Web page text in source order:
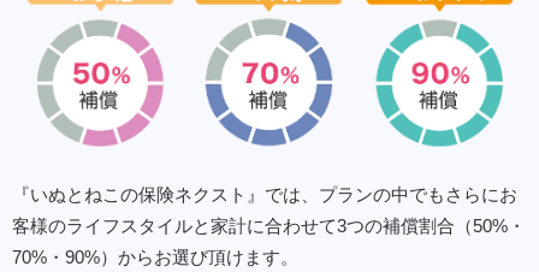
『いぬとねこの保険ネクスト』では、プランの中でもさらにお
客様のライフスタイルと家計に合わせて3つの補償割合（50%・
70%・90%）からお選び頂けます。